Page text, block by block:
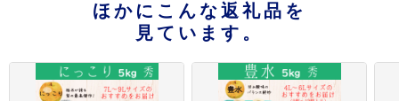
ほかにこんな返礼品を
見ています。